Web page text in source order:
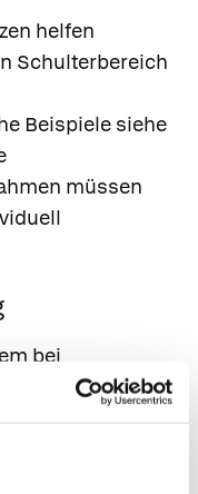
helfen
Schulterbereich
Beispiele siehe
müssen
bei
Schäden
Je nach
Gelenklippe,